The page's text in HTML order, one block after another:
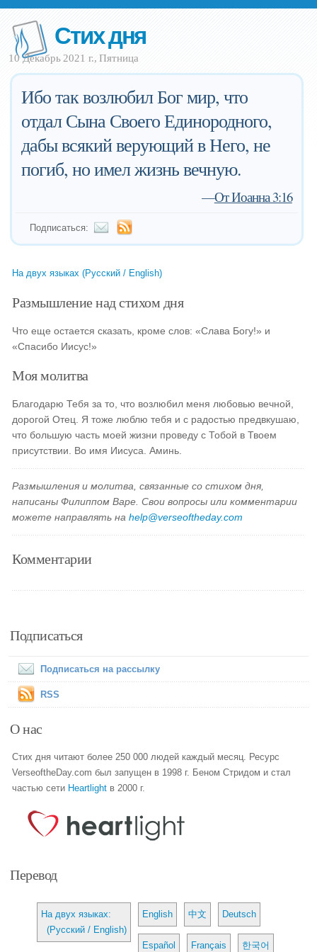
Стих дня
10 Декабрь 2021 г., Пятница
Ибо так возлюбил Бог мир, что
отдал Сына Своего Единородного,
дабы всякий верующий в Него, не
погиб, но имел жизнь вечную.
—От Иоанна 3:16
Подписаться:
На двух языках (Русский / English)
Размышление над стихом дня
Что еще остается сказать, кроме слов: «Слава Богу!» и
«Спасибо Иисус!»
Моя молитва
Благодарю Тебя за то, что возлюбил меня любовью вечной,
дорогой Отец. Я тоже люблю тебя и с радостью предвкушаю,
что большую часть моей жизни проведу с Тобой в Твоем
присутствии. Во имя Иисуса. Аминь.
Размышления и молитва, связанные со стихом дня,
написаны Филиппом Варе. Свои вопросы или комментарии
можете направлять наhelp@verseoftheday.com
Комментарии
Подписаться
Подписаться на рассылку
RSS
О нас
Стих дня читают более 250 000 людей каждый месяц. Ресурс
VerseoftheDay.com был запущен в 1998 г. Беном Стридом и стал
частью сети Heartlight в 2000 г.
Перевод
На двух языках:
(Русский / English)
English 中文 Deutsch
Español Français 한국어